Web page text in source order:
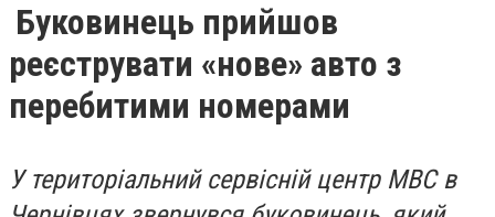
Буковинець прийшов
реєструвати «нове» авто з
перебитими номерами
У територіальний сервісній центр МВС в